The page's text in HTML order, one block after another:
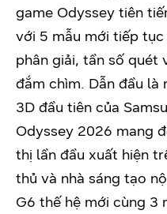
game Odyssey tiên
với 5 mẫu mới tiếp
phân giải, tần số quét
đắm chìm. Dẫn đầu là
3D đầu tiên của
Odyssey 2026 mang
thị lần đầu xuất hiện
thủ và nhà sáng tạo
G6 thế hệ mới cùng 3